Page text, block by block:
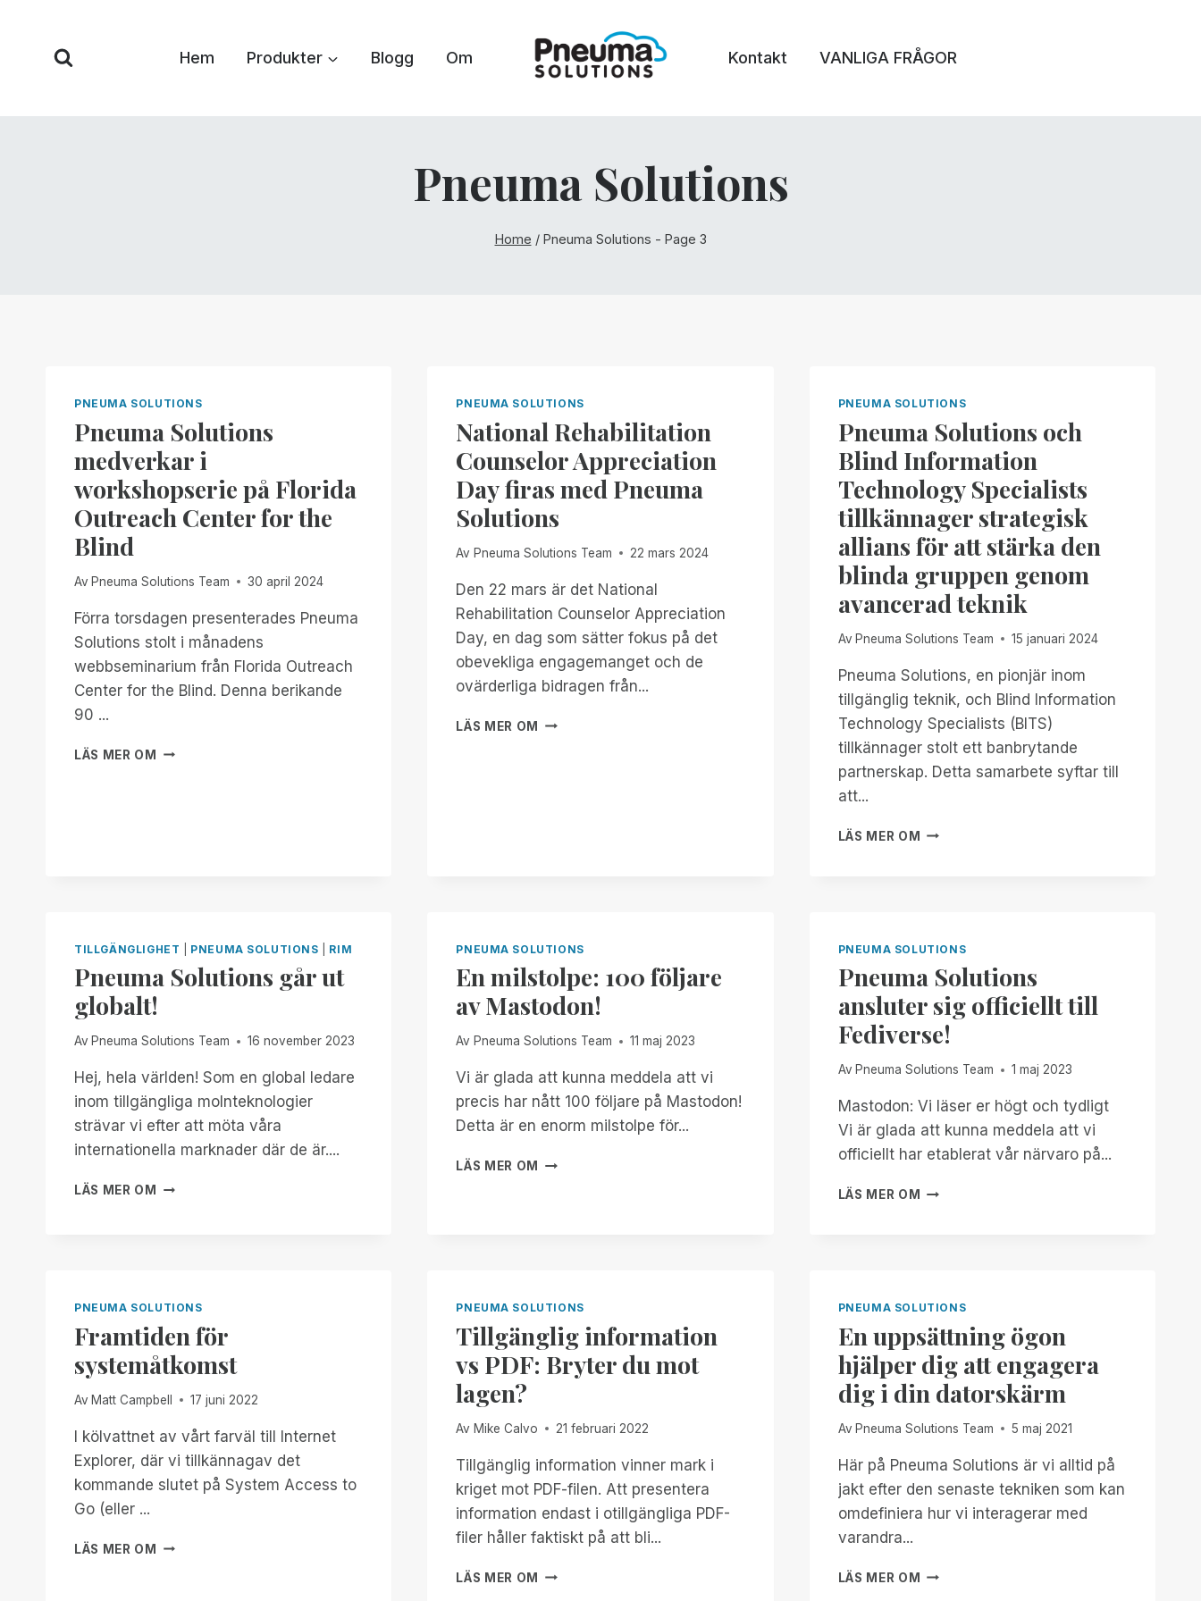
innehåll
Hem Produkter Blogg Om Kontakt VANLIGA FRÅGOR
Pneuma Solutions
Home / Pneuma Solutions - Page 3
PNEUMA SOLUTIONS
Pneuma Solutions
medverkar i
workshopserie på Florida
Outreach Center for the
Blind
Av Pneuma Solutions Team 30 april 2024
Förra torsdagen presenterades Pneuma
Solutions stolt i månadens
webbseminarium från Florida Outreach
Center for the Blind. Denna berikande
90 ...
LÄS MER OM PNEUMA
BLIND
PNEUMA SOLUTIONS
National Rehabilitation
Counselor Appreciation
Day firas med Pneuma
Solutions
Av Pneuma Solutions Team 22 mars 2024
Den 22 mars är det National
Rehabilitation Counselor Appreciation
Day, en dag som sätter fokus på det
obevekliga engagemanget och de
ovärderliga bidragen från...
LÄS MER OM NATIONAL
PNEUMA SOLUTIONS
Pneuma Solutions och
Blind Information
Technology Specialists
tillkännager strategisk
allians för att stärka den
blinda gruppen genom
avancerad teknik
Av Pneuma Solutions Team 15 januari 2024
Pneuma Solutions, en pionjär inom
tillgänglig teknik, och Blind Information
Technology Specialists (BITS)
tillkännager stolt ett banbrytande
partnerskap. Detta samarbete syftar till
att...
LÄS MER OM PNEUMA
SPECIALISTS
STRATEGISK
ALLIANS
FÖR
ATT
DEN
GRUPPEN
GENOM
AVANCERAD
TILLGÄNGLIGHET PNEUMA SOLUTIONS RIM
Pneuma Solutions går ut
globalt!
Av Pneuma Solutions Team 16 november 2023
Hej, hela världen! Som en global ledare
inom tillgängliga molnteknologier
strävar vi efter att möta våra
internationella marknader där de är....
LÄS MER OM
PNEUMA
PNEUMA SOLUTIONS
En milstolpe: 100 följare
av Mastodon!
Av Pneuma Solutions Team 11 maj 2023
Vi är glada att kunna meddela att vi
precis har nått 100 följare på Mastodon!
Detta är en enorm milstolpe för...
LÄS MER OM
EN
PNEUMA SOLUTIONS
Pneuma Solutions
ansluter sig officiellt till
Fediverse!
Av Pneuma Solutions Team 1 maj 2023
Mastodon: Vi läser er högt och tydligt
Vi är glada att kunna meddela att vi
officiellt har etablerat vår närvaro på...
LÄS MER OM
PNEUMA
FEDIVERSE!
PNEUMA SOLUTIONS
Framtiden för
systemåtkomst
Av Matt Campbell 17 juni 2022
I kölvattnet av vårt farväl till Internet
Explorer, där vi tillkännagav det
kommande slutet på System Access to
Go (eller ...
LÄS MER OM FRAMTIDEN
PNEUMA SOLUTIONS
Tillgänglig information
vs PDF: Bryter du mot
lagen?
Av Mike Calvo 21 februari 2022
Tillgänglig information vinner mark i
kriget mot PDF-filen. Att presentera
information endast i otillgängliga PDF-
filer håller faktiskt på att bli...
LÄS MER OM TILLGÄNGLIG
PNEUMA SOLUTIONS
En uppsättning ögon
hjälper dig att engagera
dig i din datorskärm
Av Pneuma Solutions Team 5 maj 2021
Här på Pneuma Solutions är vi alltid på
jakt efter den senaste tekniken som kan
omdefiniera hur vi interagerar med
varandra...
LÄS MER OM EN